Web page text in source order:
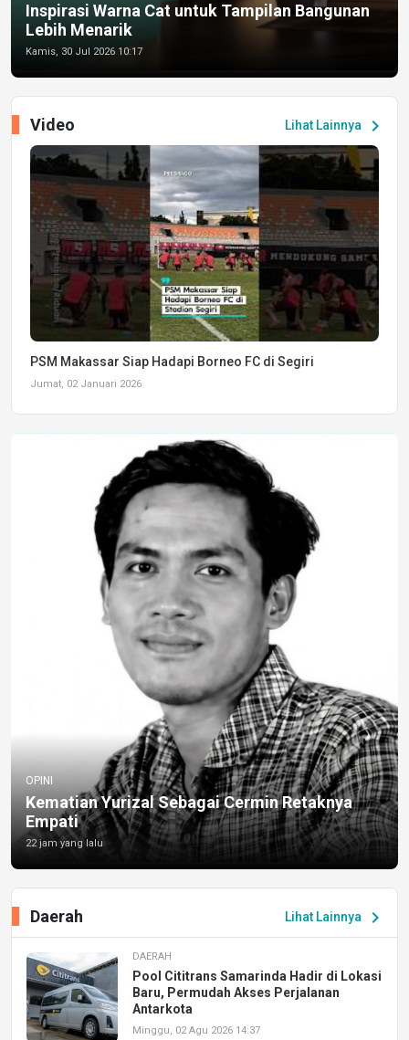
Inspirasi Warna Cat untuk Tampilan Bangunan
Lebih Menarik
Kamis, 30 Jul 2026 10:17
Lihat Lainnya chevron_right
Video
PSM Makassar Siap Hadapi Borneo FC di Segiri
Jumat, 02 Januari 2026
OPINI
Kematian Yurizal Sebagai Cermin Retaknya
Empati
22 jam yang lalu
Lihat Lainnya chevron_right
Daerah
DAERAH
Pool Cititrans Samarinda Hadir di Lokasi
Baru, Permudah Akses Perjalanan
Antarkota
Minggu, 02 Agu 2026 14:37